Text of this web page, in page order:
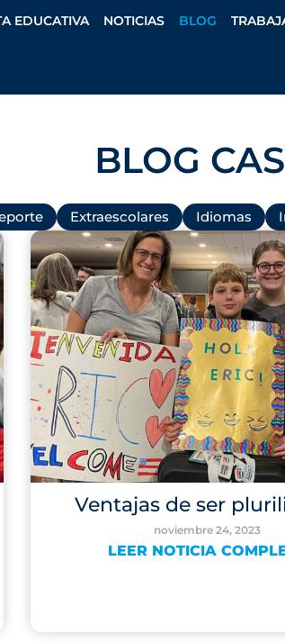
EDUCATIVA NOTICIAS BLOG
BLOG
Extraescolares Idiomas
Ventajas de ser
noviembre 24, 2023
LEER NOTICIA
P
a
e
P
a
g
e
P
a
g
e
a
g
e
P
a
g
e